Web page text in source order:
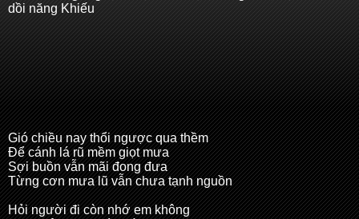
dồi năng Khiếu
Gió chiều nay thổi ngược qua thềm
Để cánh lá rũ mềm giọt mưa
Sợi buồn vẫn mãi đong đưa
Từng cơn mưa lũ vẫn chưa tạnh nguồn
Hỏi người đi còn nhớ em không